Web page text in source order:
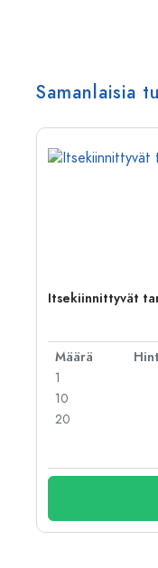
Samanlaisia
Itsekiinnittyvät
Määrä
1
10
20